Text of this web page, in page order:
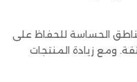
الحساسة للحفاظ على
ومع زيادة المنتجات